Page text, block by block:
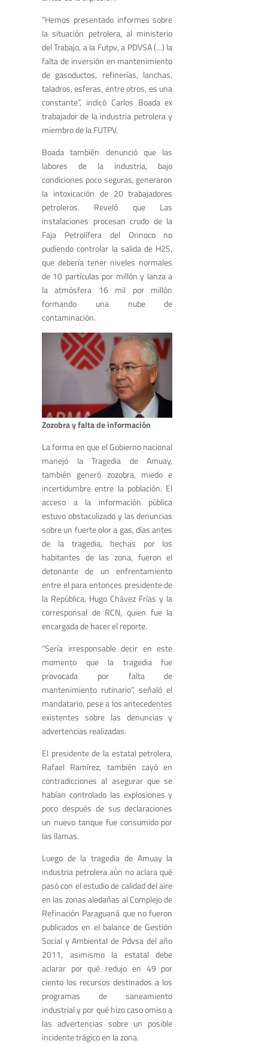
“Hemos presentado informes sobre
la situación petrolera, al ministerio
del Trabajo, a la Futpv, a PDVSA (…) la
falta de inversión en mantenimiento
de gasoductos, refinerías, lanchas,
taladros, esferas, entre otros, es una
constante”, indicó Carlos Boada ex
trabajador de la industria petrolera y
miembro de la FUTPV.
Boada también denunció que las
labores de la industria, bajo
condiciones poco seguras, generaron
la intoxicación de 20 trabajadores
petroleros. Reveló que Las
instalaciones procesan crudo de la
Faja Petrolífera del Orinoco no
pudiendo controlar la salida de H2S,
que debería tener niveles normales
de 10 partículas por millón y lanza a
la atmósfera 16 mil por millón
formando una nube de
contaminación.
Zozobra y falta de información
La forma en que el Gobierno nacional
manejó la Tragedia de Amuay,
también generó zozobra, miedo e
incertidumbre entre la población. El
acceso a la información pública
estuvo obstaculizado y las denuncias
sobre un fuerte olor a gas, días antes
de la tragedia, hechas por los
habitantes de las zona, fueron el
detonante de un enfrentamiento
entre el para entonces presidente de
la República, Hugo Chávez Frías y la
corresponsal de RCN, quien fue la
encargada de hacer el reporte.
“Sería irresponsable decir en este
momento que la tragedia fue
provocada por falta de
mantenimiento rutinario”, señaló el
mandatario, pese a los antecedentes
existentes sobre las denuncias y
advertencias realizadas.
El presidente de la estatal petrolera,
Rafael Ramírez, también cayó en
contradicciones al asegurar que se
habían controlado las explosiones y
poco después de sus declaraciones
un nuevo tanque fue consumido por
las llamas.
Luego de la tragedia de Amuay la
industria petrolera aún no aclara qué
pasó con el estudio de calidad del aire
en las zonas aledañas al Complejo de
Refinación Paraguaná que no fueron
publicados en el balance de Gestión
Social y Ambiental de Pdvsa del año
2011, asimismo la estatal debe
aclarar por qué redujo en 49 por
ciento los recursos destinados a los
programas de saneamiento
industrial y por qué hizo caso omiso a
las advertencias sobre un posible
incidente trágico en la zona.